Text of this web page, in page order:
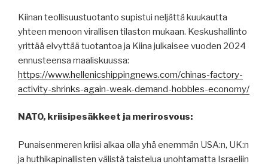
Kiinan teollisuustuotanto supistui neljättä kuukautta
yhteen menoon virallisen tilaston mukaan. Keskushallinto
yrittää elvyttää tuotantoa ja Kiina julkaisee vuoden 2024
ennusteensa maaliskuussa:
https://www.hellenicshippingnews.com/chinas-factory-
activity-shrinks-again-weak-demand-hobbles-economy/
NATO, kriisipesäkkeet ja merirosvous:
Punaisenmeren kriisi alkaa olla yhä enemmän USA:n, UK:n
ja huthikapinallisten välistä taistelua unohtamatta Israeliin